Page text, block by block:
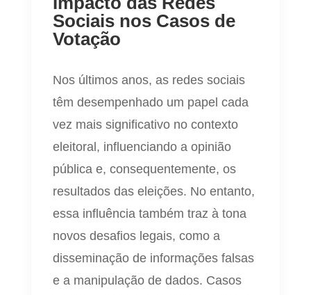
Sociais nos Casos de
Votação
Nos últimos anos, as redes sociais
têm desempenhado um papel cada
vez mais significativo no contexto
eleitoral, influenciando a opinião
pública e, consequentemente, os
resultados das eleições. No entanto,
essa influência também traz à tona
novos desafios legais, como a
disseminação de informações falsas
e a manipulação de dados. Casos